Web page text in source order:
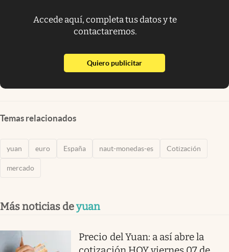
Accede aquí, completa tus datos y te
contactaremos.
Quiero publicitarabre en nueva pestaña
Temas relacionados
yuan euro España naut-monedas-es Cotización
mercado
Más noticias deyuan
Precio del Yuan: a así abre la